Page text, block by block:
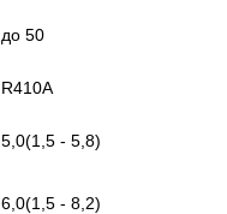
до 50
R410A
5,0(1,5 - 5,8)
6,0(1,5 - 8,2)